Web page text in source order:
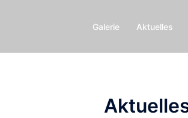
Galerie Aktuelles